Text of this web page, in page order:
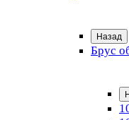
Назад
Брус